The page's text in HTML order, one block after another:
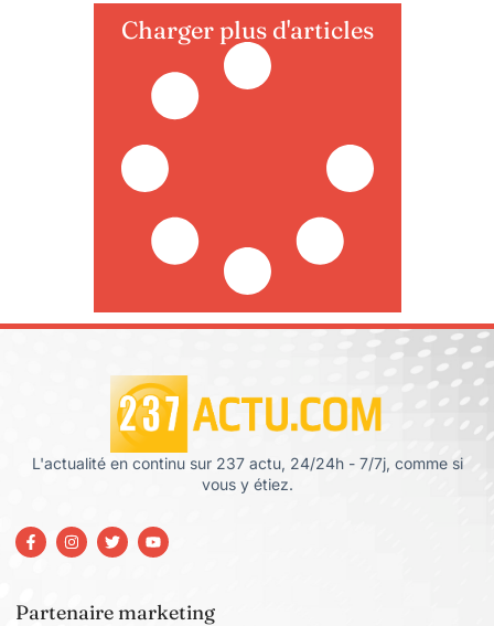
Charger plus d'articles
L'actualité en continu sur 237 actu, 24/24h - 7/7j, comme si
vous y étiez.
Partenaire marketing